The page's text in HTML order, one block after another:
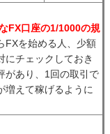
FX口座の1/1000の規
FXを始める人、少額
にチェックしておき
があり、1回の取引で
増えて稼げるように